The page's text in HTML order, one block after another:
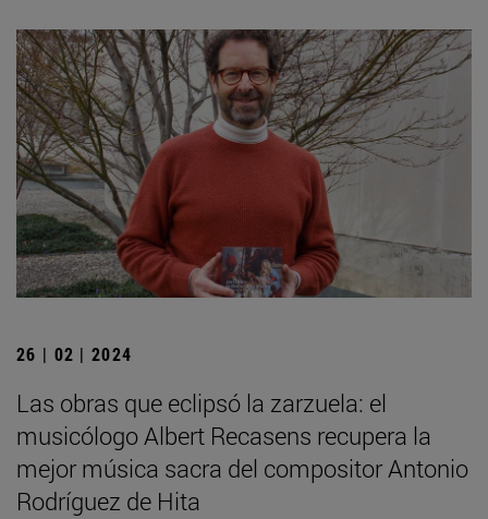
26 | 02 | 2024
Las obras que eclipsó la zarzuela: el
musicólogo Albert Recasens recupera la
mejor música sacra del compositor Antonio
Rodríguez de Hita